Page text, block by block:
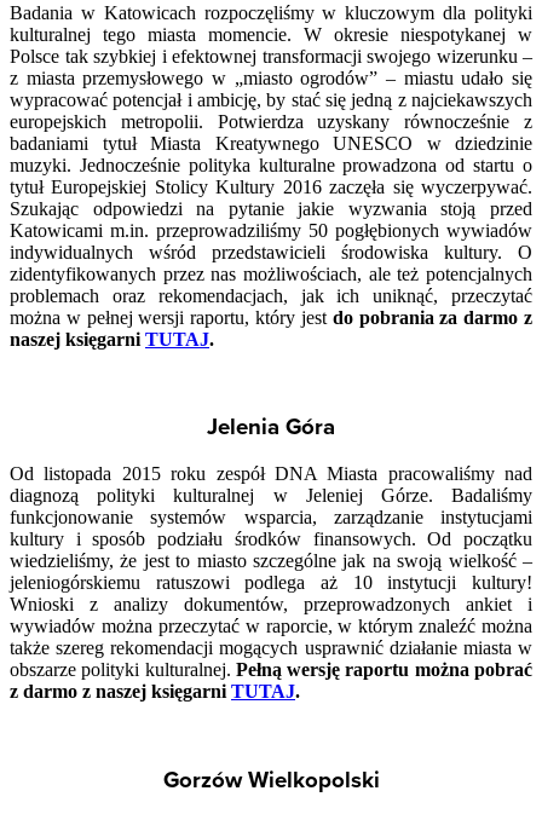
Badania w Katowicach rozpoczęliśmy w kluczowym dla polityki
kulturalnej tego miasta momencie. W okresie niespotykanej w
Polsce tak szybkiej i efektownej transformacji swojego wizerunku –
z miasta przemysłowego w „miasto ogrodów” – miastu udało się
wypracować potencjał i ambicję, by stać się jedną z najciekawszych
europejskich metropolii. Potwierdza uzyskany równocześnie z
badaniami tytuł Miasta Kreatywnego UNESCO w dziedzinie
muzyki. Jednocześnie polityka kulturalne prowadzona od startu o
tytuł Europejskiej Stolicy Kultury 2016 zaczęła się wyczerpywać.
Szukając odpowiedzi na pytanie jakie wyzwania stoją przed
Katowicami m.in. przeprowadziliśmy 50 pogłębionych wywiadów
indywidualnych wśród przedstawicieli środowiska kultury. O
zidentyfikowanych przez nas możliwościach, ale też potencjalnych
problemach oraz rekomendacjach, jak ich uniknąć, przeczytać
można w pełnej wersji raportu, który jest do pobrania za darmo z
naszej księgarni TUTAJ.
Jelenia Góra
Od listopada 2015 roku zespół DNA Miasta pracowaliśmy nad
diagnozą polityki kulturalnej w Jeleniej Górze. Badaliśmy
funkcjonowanie systemów wsparcia, zarządzanie instytucjami
kultury i sposób podziału środków finansowych. Od początku
wiedzieliśmy, że jest to miasto szczególne jak na swoją wielkość –
jeleniogórskiemu ratuszowi podlega aż 10 instytucji kultury!
Wnioski z analizy dokumentów, przeprowadzonych ankiet i
wywiadów można przeczytać w raporcie, w którym znaleźć można
także szereg rekomendacji mogących usprawnić działanie miasta w
obszarze polityki kulturalnej. Pełną wersję raportu można pobrać
z darmo z naszej księgarni TUTAJ.
Gorzów Wielkopolski